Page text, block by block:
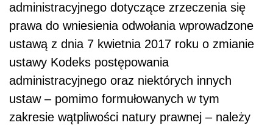
administracyjnego dotyczące zrzeczenia się
prawa do wniesienia odwołania wprowadzone
ustawą z dnia 7 kwietnia 2017 roku o zmianie
ustawy Kodeks postępowania
administracyjnego oraz niektórych innych
ustaw – pomimo formułowanych w tym
zakresie wątpliwości natury prawnej – należy